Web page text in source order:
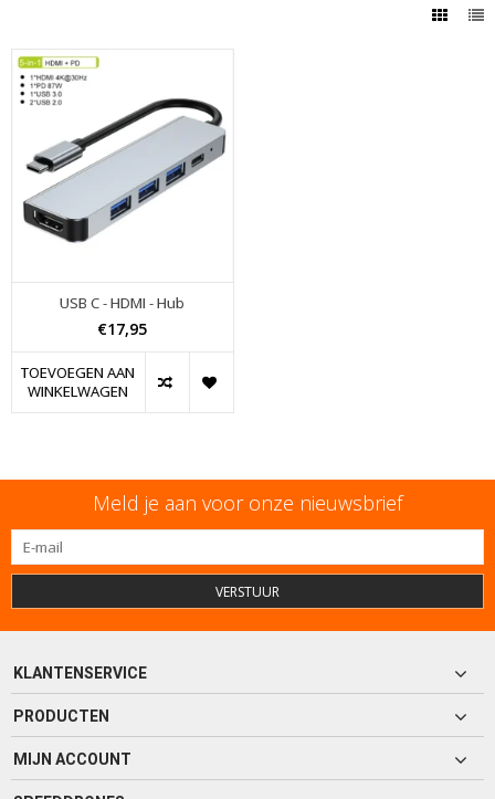
USB C - HDMI - Hub
€17,95
TOEVOEGEN AAN
WINKELWAGEN
Meld je aan voor onze nieuwsbrief
VERSTUUR
KLANTENSERVICE
PRODUCTEN
MIJN ACCOUNT